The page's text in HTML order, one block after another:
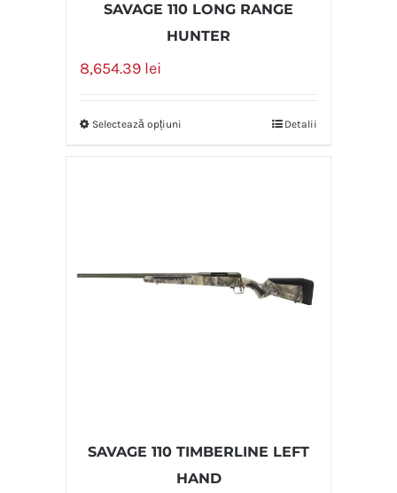
SAVAGE 110 LONG RANGE
HUNTER
8,654.39 lei
Selectează opțiuni Detalii
SAVAGE 110 TIMBERLINE LEFT
HAND